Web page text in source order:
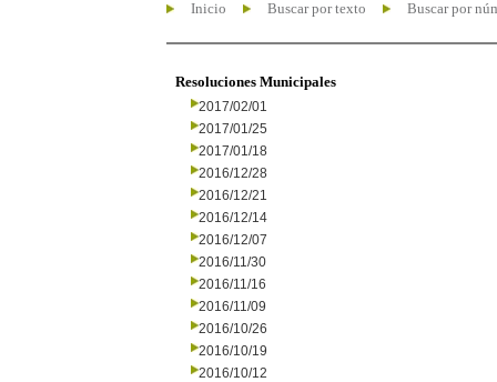
Inicio Buscar por texto Buscar por
Resoluciones Municipales
2017/02/01
2017/01/25
2017/01/18
2016/12/28
2016/12/21
2016/12/14
2016/12/07
2016/11/30
2016/11/16
2016/11/09
2016/10/26
2016/10/19
2016/10/12